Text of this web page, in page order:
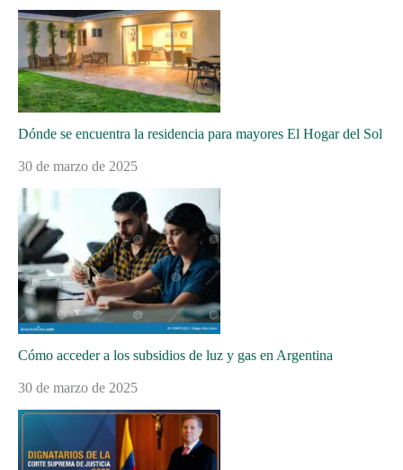
Dónde se encuentra la residencia para mayores El Hogar del Sol
30 de marzo de 2025
Cómo acceder a los subsidios de luz y gas en Argentina
30 de marzo de 2025